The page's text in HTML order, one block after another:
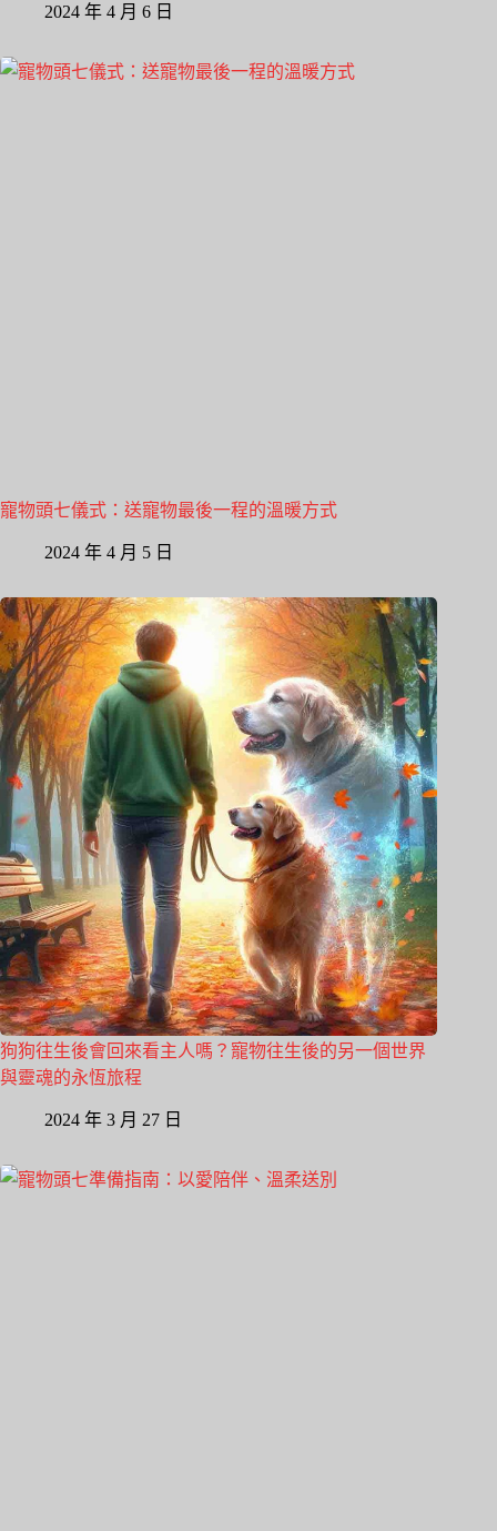
2024 年 4 月 6 日
寵物頭七儀式：送寵物最後一程的溫暖方式
2024 年 4 月 5 日
狗狗往生後會回來看主人嗎？寵物往生後的另一個世界
與靈魂的永恆旅程
2024 年 3 月 27 日